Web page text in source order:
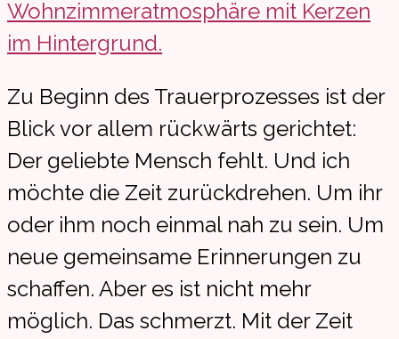
Zu Beginn des Trauerprozesses ist der
Blick vor allem rückwärts gerichtet:
Der geliebte Mensch fehlt. Und ich
möchte die Zeit zurückdrehen. Um ihr
oder ihm noch einmal nah zu sein. Um
neue gemeinsame Erinnerungen zu
schaffen. Aber es ist nicht mehr
möglich. Das schmerzt. Mit der Zeit